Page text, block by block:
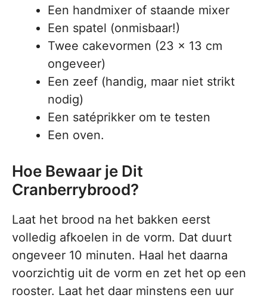
Een handmixer of staande mixer
Een spatel (onmisbaar!)
Twee cakevormen (23 x 13 cm
ongeveer)
Een zeef (handig, maar niet strikt
nodig)
Een satéprikker om te testen
Een oven.
Hoe Bewaar je Dit
Cranberrybrood?
Laat het brood na het bakken eerst
volledig afkoelen in de vorm. Dat duurt
ongeveer 10 minuten. Haal het daarna
voorzichtig uit de vorm en zet het op een
rooster. Laat het daar minstens een uur